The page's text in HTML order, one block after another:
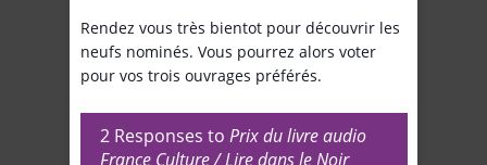
Rendez vous très bientot pour découvrir les
neufs nominés. Vous pourrez alors voter
pour vos trois ouvrages préférés.
2 Responses to Prix du livre audio
France Culture / Lire dans le Noir